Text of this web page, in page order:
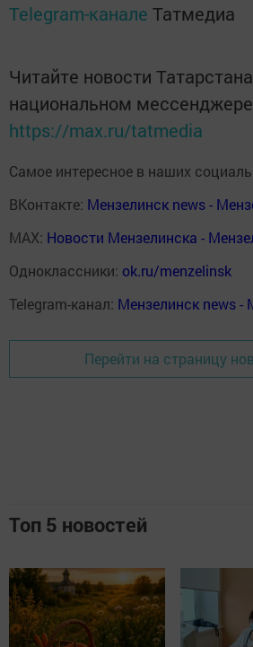
Telegram-канале Татмедиа
Читайте новости
национальном
https://max.ru/tatmedia
Самое интересное в наших
ВКонтакте: Мензелинск news -
MAX: Новости Мензелинска -
Одноклассники: ok.ru/menzelinsk
Telegram-канал: Мензелинск news -
Перейти на страницу
Топ 5 новостей